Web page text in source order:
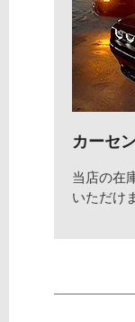
カーセ
当店の在
いただけ